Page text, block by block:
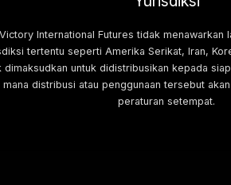
International Futures tidak menawarkan
tertentu seperti Amerika Serikat, Iran,
dimaksudkan untuk didistribusikan kepada
mana distribusi atau penggunaan tersebut
peraturan setempat.